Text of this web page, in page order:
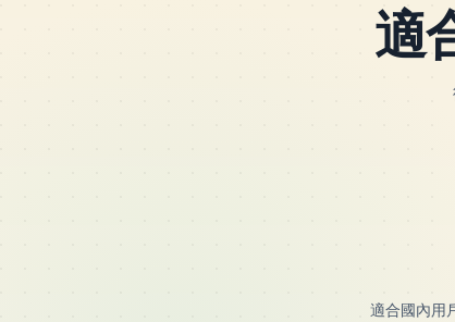
適
適合國內用